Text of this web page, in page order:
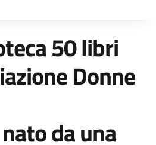
50 libri
Donne
da una